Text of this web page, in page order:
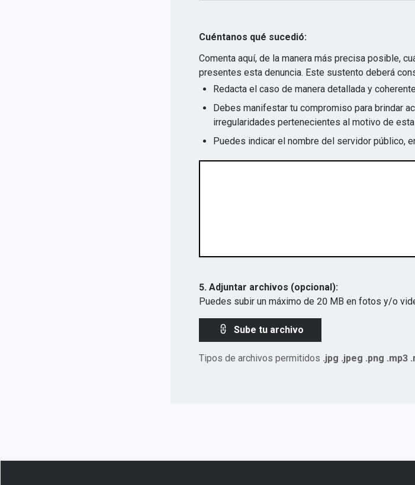
Cuéntanos qué sucedió:
Comenta aquí, de la manera más precisa posible,
presentes esta denuncia. Este sustento deberá
Redacta el caso de manera detallada y
Debes manifestar tu compromiso para brindar
irregularidades
Puedes indicar el nombre del servidor público,
5. Adjuntar archivos (opcional):
Puedes subir un máximo de 20 MB en fotos y/o
Sube tu archivo
Tipos de archivos permitidos .jpg .jpeg .png .mp3